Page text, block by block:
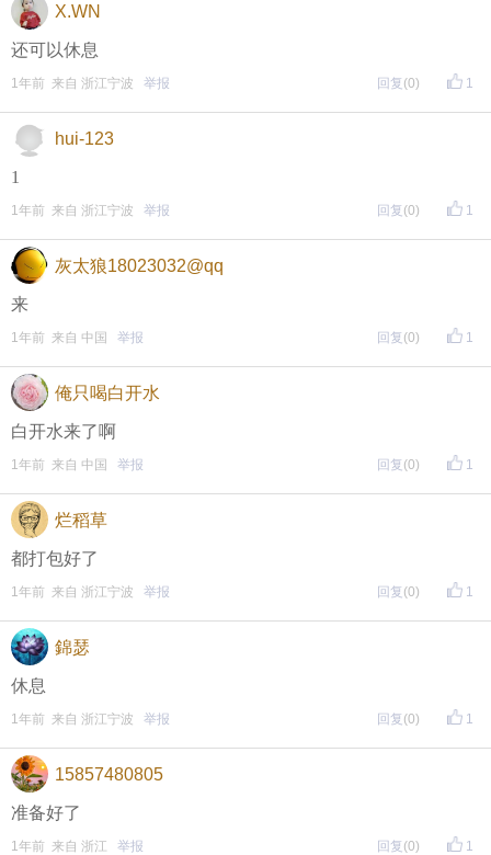
东方热线APP新版本功能具体可参见【
• 友情提醒
恶意灌水/答非所问，视为无效
未在规定时间内回复，视为无效
评论主题内容即可领取红包！
评论主题内容即可领取红包！
X.WN
还可以休息
1
1年前 来自 浙江宁波 举报 回复 (0)
hui-123
1
1
1年前 来自 浙江宁波 举报 回复 (0)
灰太狼18023032@qq
来
1
1年前 来自 中国 举报 回复 (0)
俺只喝白开水
白开水来了啊
1
1年前 来自 中国 举报 回复 (0)
烂稻草
都打包好了
1
1年前 来自 浙江宁波 举报 回复 (0)
錦瑟
休息
1
1年前 来自 浙江宁波 举报 回复 (0)
15857480805
准备好了
1
1年前 来自 浙江 举报 回复 (0)